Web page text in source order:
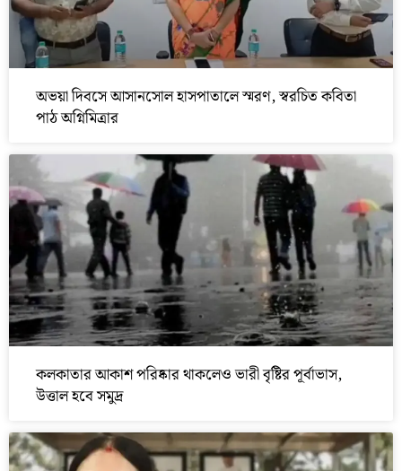
অভয়া দিবসে আসানসোল হাসপাতালে স্মরণ, স্বরচিত কবিতা
পাঠ অগ্নিমিত্রার
কলকাতার আকাশ পরিষ্কার থাকলেও ভারী বৃষ্টির পূর্বাভাস,
উত্তাল হবে সমুদ্র